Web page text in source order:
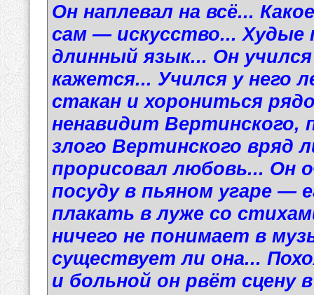
Он наплевал на всё...
сам — искусство... Худые
длинный язык... Он
кажется... Учился у него
стакан и хорониться
ненавидит Вертинского,
злого Вертинского вряд
прорисовал любовь... Он
посуду в пьяном угаре —
плакать в луже со
ничего не понимает в
существует ли она...
и больной он рвёт сцену